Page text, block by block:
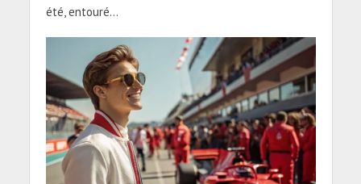
été, entouré...